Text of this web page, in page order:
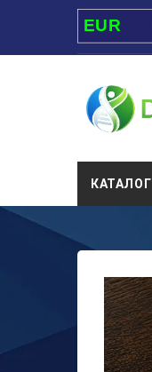
EUR
USD
UAH
MDL
КАТАЛОГ